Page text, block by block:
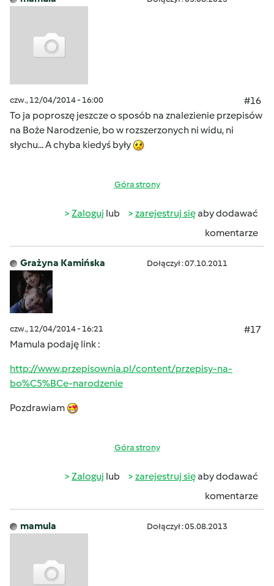
czw., 12/04/2014 - 16:00
#16
To ja poproszę jeszcze o sposób na znalezienie przepisów
na Boże Narodzenie, bo w rozszerzonych ni widu, ni
słychu... A chyba kiedyś były
Góra strony
Zaloguj lub zarejestruj sięaby dodawać
komentarze
Grażyna Kamińska Dołączył : 07.10.2011
czw., 12/04/2014 - 16:21
#17
Mamula podaję link :
http://www.przepisownia.pl/content/przepisy-na-
bo%C5%BCe-narodzenie
Pozdrawiam
Góra strony
Zaloguj lub zarejestruj sięaby dodawać
komentarze
mamula Dołączył : 05.08.2013